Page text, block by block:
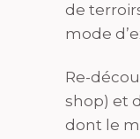
de
mode
Re-
shop) et
dont le